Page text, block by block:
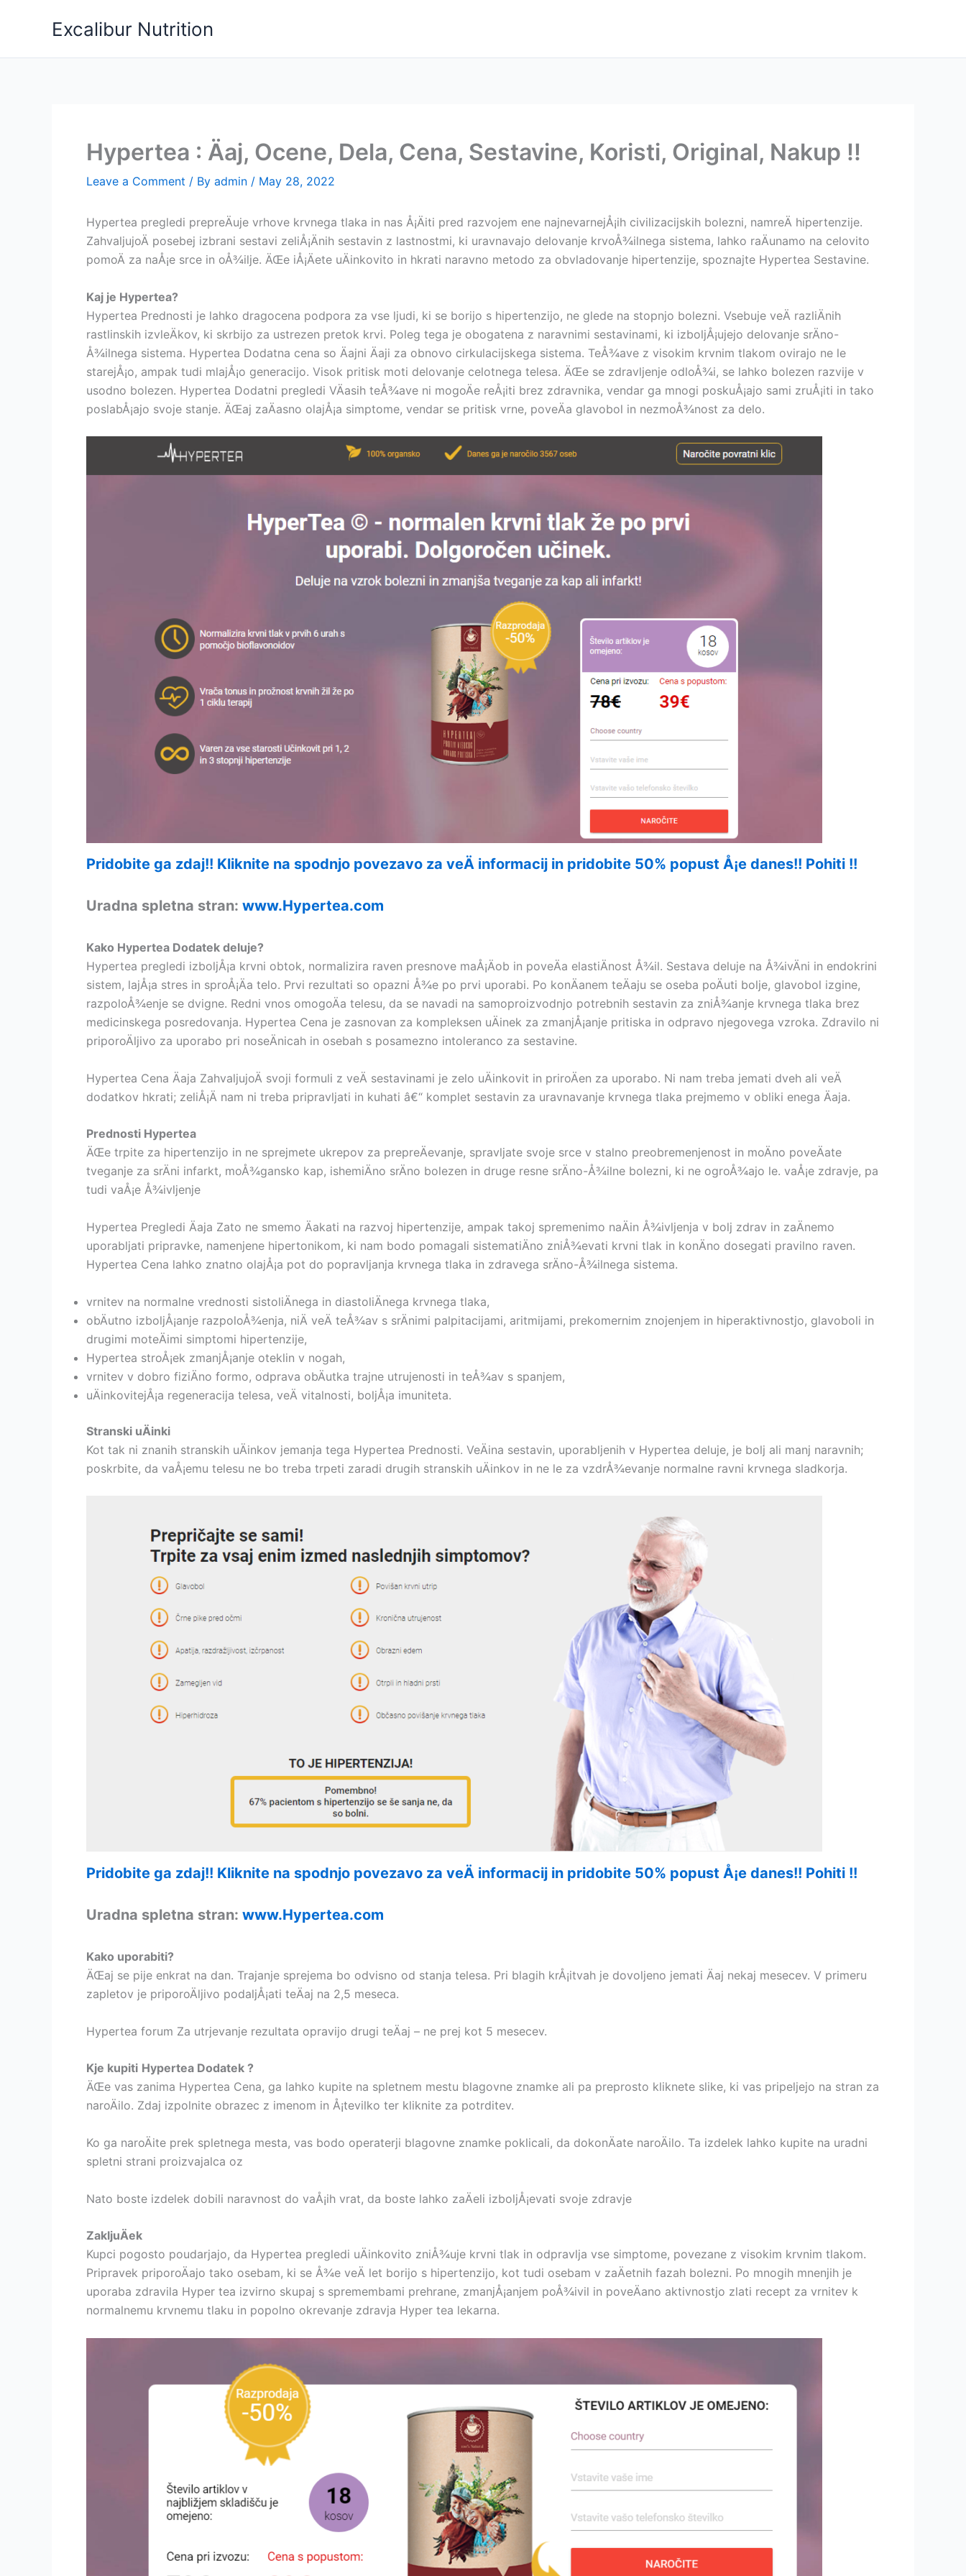
Excalibur Nutrition
Hypertea : Äaj, Ocene, Dela, Cena, Sestavine, Koristi, Original, Nakup !!
Leave a Comment / By admin / May 28, 2022
Hypertea pregledi prepreÄuje vrhove krvnega tlaka in nas Å¡Äiti pred razvojem ene najnevarnejÅ¡ih civilizacijskih bolezni, namreÄ hipertenzije.
ZahvaljujoÄ posebej izbrani sestavi zeliÅ¡Änih sestavin z lastnostmi, ki uravnavajo delovanje krvoÅ¾ilnega sistema, lahko raÄunamo na celovito
pomoÄ za naÅ¡e srce in oÅ¾ilje. ÄŒe iÅ¡Äete uÄinkovito in hkrati naravno metodo za obvladovanje hipertenzije, spoznajte Hypertea Sestavine.
Kaj je Hypertea?
Hypertea Prednosti je lahko dragocena podpora za vse ljudi, ki se borijo s hipertenzijo, ne glede na stopnjo bolezni. Vsebuje veÄ razliÄnih
rastlinskih izvleÄkov, ki skrbijo za ustrezen pretok krvi. Poleg tega je obogatena z naravnimi sestavinami, ki izboljÅ¡ujejo delovanje srÄno-
Å¾ilnega sistema. Hypertea Dodatna cena so Äajni Äaji za obnovo cirkulacijskega sistema. TeÅ¾ave z visokim krvnim tlakom ovirajo ne le
starejÅ¡o, ampak tudi mlajÅ¡o generacijo. Visok pritisk moti delovanje celotnega telesa. ÄŒe se zdravljenje odloÅ¾i, se lahko bolezen razvije v
usodno bolezen. Hypertea Dodatni pregledi VÄasih teÅ¾ave ni mogoÄe reÅ¡iti brez zdravnika, vendar ga mnogi poskuÅ¡ajo sami zruÅ¡iti in tako
poslabÅ¡ajo svoje stanje. ÄŒaj zaÄasno olajÅ¡a simptome, vendar se pritisk vrne, poveÄa glavobol in nezmoÅ¾nost za delo.
Pridobite ga zdaj!! Kliknite na spodnjo povezavo za veÄ informacij in pridobite 50% popust Å¡e danes!! Pohiti !!
Uradna spletna stran: www.Hypertea.com
Kako Hypertea Dodatek deluje?
Hypertea pregledi izboljÅ¡a krvni obtok, normalizira raven presnove maÅ¡Äob in poveÄa elastiÄnost Å¾il. Sestava deluje na Å¾ivÄni in endokrini
sistem, lajÅ¡a stres in sproÅ¡Äa telo. Prvi rezultati so opazni Å¾e po prvi uporabi. Po konÄanem teÄaju se oseba poÄuti bolje, glavobol izgine,
razpoloÅ¾enje se dvigne. Redni vnos omogoÄa telesu, da se navadi na samoproizvodnjo potrebnih sestavin za zniÅ¾anje krvnega tlaka brez
medicinskega posredovanja. Hypertea Cena je zasnovan za kompleksen uÄinek za zmanjÅ¡anje pritiska in odpravo njegovega vzroka. Zdravilo ni
priporoÄljivo za uporabo pri noseÄnicah in osebah s posamezno intoleranco za sestavine.
Hypertea Cena Äaja ZahvaljujoÄ svoji formuli z veÄ sestavinami je zelo uÄinkovit in priroÄen za uporabo. Ni nam treba jemati dveh ali veÄ
dodatkov hkrati; zeliÅ¡Ä nam ni treba pripravljati in kuhati â€“ komplet sestavin za uravnavanje krvnega tlaka prejmemo v obliki enega Äaja.
Prednosti Hypertea
ÄŒe trpite za hipertenzijo in ne sprejmete ukrepov za prepreÄevanje, spravljate svoje srce v stalno preobremenjenost in moÄno poveÄate
tveganje za srÄni infarkt, moÅ¾gansko kap, ishemiÄno srÄno bolezen in druge resne srÄno-Å¾ilne bolezni, ki ne ogroÅ¾ajo le. vaÅ¡e zdravje, pa
tudi vaÅ¡e Å¾ivljenje
Hypertea Pregledi Äaja Zato ne smemo Äakati na razvoj hipertenzije, ampak takoj spremenimo naÄin Å¾ivljenja v bolj zdrav in zaÄnemo
uporabljati pripravke, namenjene hipertonikom, ki nam bodo pomagali sistematiÄno zniÅ¾evati krvni tlak in konÄno dosegati pravilno raven.
Hypertea Cena lahko znatno olajÅ¡a pot do popravljanja krvnega tlaka in zdravega srÄno-Å¾ilnega sistema.
vrnitev na normalne vrednosti sistoliÄnega in diastoliÄnega krvnega tlaka,
obÄutno izboljÅ¡anje razpoloÅ¾enja, niÄ veÄ teÅ¾av s srÄnimi palpitacijami, aritmijami, prekomernim znojenjem in hiperaktivnostjo, glavoboli in
drugimi moteÄimi simptomi hipertenzije,
Hypertea stroÅ¡ek zmanjÅ¡anje oteklin v nogah,
vrnitev v dobro fiziÄno formo, odprava obÄutka trajne utrujenosti in teÅ¾av s spanjem,
uÄinkovitejÅ¡a regeneracija telesa, veÄ vitalnosti, boljÅ¡a imuniteta.
Stranski uÄinki
Kot tak ni znanih stranskih uÄinkov jemanja tega Hypertea Prednosti. VeÄina sestavin, uporabljenih v Hypertea deluje, je bolj ali manj naravnih;
poskrbite, da vaÅ¡emu telesu ne bo treba trpeti zaradi drugih stranskih uÄinkov in ne le za vzdrÅ¾evanje normalne ravni krvnega sladkorja.
Pridobite ga zdaj!! Kliknite na spodnjo povezavo za veÄ informacij in pridobite 50% popust Å¡e danes!! Pohiti !!
Uradna spletna stran: www.Hypertea.com
Kako uporabiti?
ÄŒaj se pije enkrat na dan. Trajanje sprejema bo odvisno od stanja telesa. Pri blagih krÅ¡itvah je dovoljeno jemati Äaj nekaj mesecev. V primeru
zapletov je priporoÄljivo podaljÅ¡ati teÄaj na 2,5 meseca.
Hypertea forum Za utrjevanje rezultata opravijo drugi teÄaj – ne prej kot 5 mesecev.
Kje kupiti Hypertea Dodatek ?
ÄŒe vas zanima Hypertea Cena, ga lahko kupite na spletnem mestu blagovne znamke ali pa preprosto kliknete slike, ki vas pripeljejo na stran za
naroÄilo. Zdaj izpolnite obrazec z imenom in Å¡tevilko ter kliknite za potrditev.
Ko ga naroÄite prek spletnega mesta, vas bodo operaterji blagovne znamke poklicali, da dokonÄate naroÄilo. Ta izdelek lahko kupite na uradni
spletni strani proizvajalca oz
Nato boste izdelek dobili naravnost do vaÅ¡ih vrat, da boste lahko zaÄeli izboljÅ¡evati svoje zdravje
ZakljuÄek
Kupci pogosto poudarjajo, da Hypertea pregledi uÄinkovito zniÅ¾uje krvni tlak in odpravlja vse simptome, povezane z visokim krvnim tlakom.
Pripravek priporoÄajo tako osebam, ki se Å¾e veÄ let borijo s hipertenzijo, kot tudi osebam v zaÄetnih fazah bolezni. Po mnogih mnenjih je
uporaba zdravila Hyper tea izvirno skupaj s spremembami prehrane, zmanjÅ¡anjem poÅ¾ivil in poveÄano aktivnostjo zlati recept za vrnitev k
normalnemu krvnemu tlaku in popolno okrevanje zdravja Hyper tea lekarna.